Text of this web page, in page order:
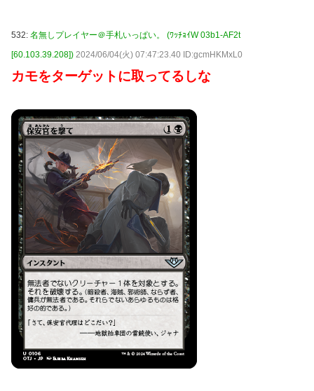
532: 名無しプレイヤー＠手札いっぱい。 (ﾜｯﾁｮｲW 03b1-AF2t
[60.103.39.208]) 2024/06/04(火) 07:47:23.40 ID:gcmHKMxL0
カモをターゲットに取ってるしな